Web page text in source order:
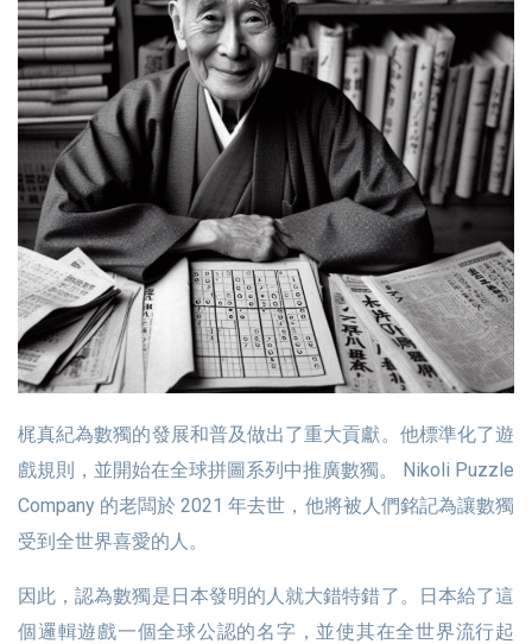
梶真紀為數獨的發展和普及做出了重大貢獻。他標準化了遊
戲規則，並開始在全球拼圖系列中推廣數獨。 Nikoli Puzzle
Company 的老闆於 2021 年去世，他將被人們銘記為讓數獨
受到全世界喜愛的人。
因此，認為數獨是日本發明的人就大錯特錯了。日本給了這
個邏輯遊戲一個全球公認的名字，並使其在全世界流行起